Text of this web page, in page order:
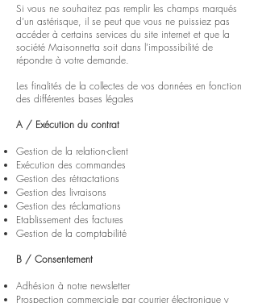
Si vous ne souhaitez pas remplir les champs marqués
d’un astérisque, il se peut que vous ne puissiez pas
accéder à certains services du site internet et que la
société Maisonnetta soit dans l’impossibilité de
répondre à votre demande.
Les finalités de la collectes de vos données en fonction
des différentes bases légales
A / Exécution du contrat
Gestion de la relation-client
Exécution des commandes
Gestion des rétractations
Gestion des livraisons
Gestion des réclamations
Etablissement des factures
Gestion de la comptabilité
B / Consentement
Adhésion à notre newsletter
Prospection commerciale par courrier électronique y